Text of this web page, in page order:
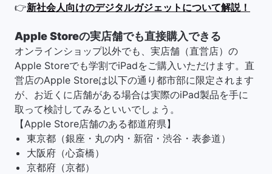
👉新社会人向けのデジタルガジェットについて解説！
Apple Storeの実店舗でも直接購入できる
オンラインショップ以外でも、実店舗（直営店）の
Apple Storeでも学割でiPadをご購入いただけます。直
営店のApple Storeは以下の通り都市部に限定されます
が、お近くに店舗がある場合は実際のiPad製品を手に
取って検討してみるといいでしょう。
【Apple Store店舗のある都道府県】
東京都（銀座・丸の内・新宿・渋谷・表参道）
大阪府（心斎橋）
京都府（京都）